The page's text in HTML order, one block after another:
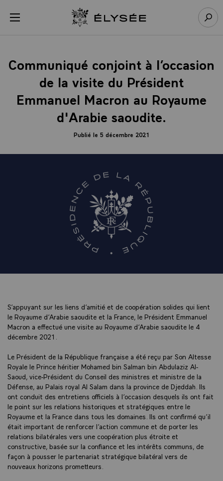
menu Retour à l’accueil Élysée
Communiqué conjoint à l’occasion
de la visite du Président
Emmanuel Macron au Royaume
d'Arabie saoudite.
Publié le 5 décembre 2021
S’appuyant sur les liens d’amitié et de coopération solides qui lient
le Royaume d’Arabie saoudite et la France, le Président Emmanuel
Macron a effectué une visite au Royaume d’Arabie saoudite le 4
décembre 2021.
Le Président de la République française a été reçu par Son Altesse
Royale le Prince héritier Mohamed bin Salman bin Abdulaziz Al-
Saoud, vice-Président du Conseil des ministres et ministre de la
Défense, au Palais royal Al Salam dans la province de Djeddah. Ils
ont conduit des entretiens officiels à l’occasion desquels ils ont fait
le point sur les relations historiques et stratégiques entre le
Royaume et la France dans tous les domaines. Ils ont confirmé qu’il
était important de renforcer l’action commune et de porter les
relations bilatérales vers une coopération plus étroite et
constructive, basée sur la confiance et les intérêts communs, de
façon à pousser le partenariat stratégique bilatéral vers de
nouveaux horizons prometteurs.
Panneau de gestion des cookies